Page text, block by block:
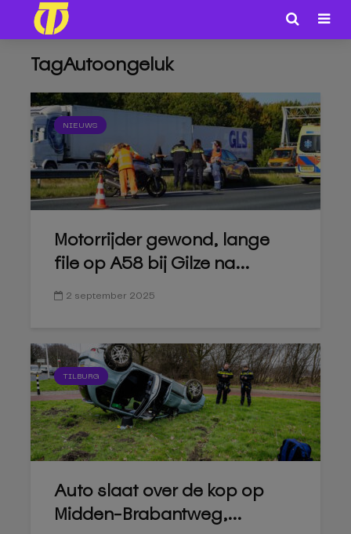
TagAutoongeluk
NIEUWS
Motorrijder gewond, lange
file op A58 bij Gilze na...
2 september 2025
TILBURG
Auto slaat over de kop op
Midden-Brabantweg,...